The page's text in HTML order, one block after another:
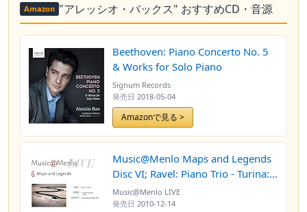
Amazon "アレッシオ・バックス" おすすめCD・音源
Beethoven: Piano Concerto No. 5
& Works for Solo Piano
Signum Records
発売日 2018-05-04
Amazonで見る >
Music@Menlo Maps and Legends
Disc VI; Ravel: Piano Trio - Turina:
La oración del torero - Debussy:
String Quartet in g minor, op. 10
Music@Menlo LIVE
発売日 2010-12-14